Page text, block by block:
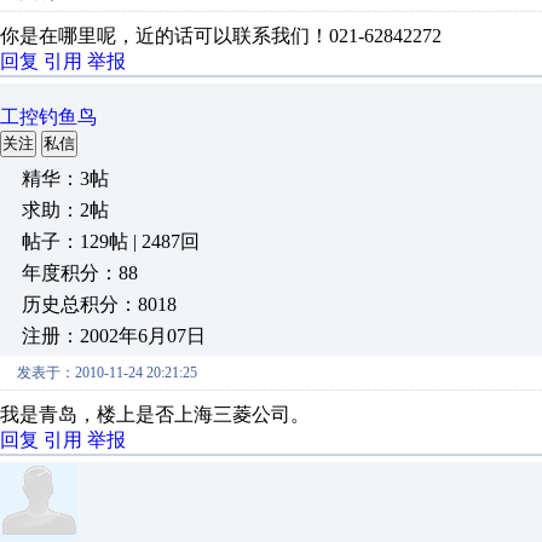
你是在哪里呢，近的话可以联系我们！021-62842272
回复 引用 举报
工控钓鱼鸟
关注 私信
精华：3帖
求助：2帖
帖子：129帖 | 2487回
年度积分：88
历史总积分：8018
注册：2002年6月07日
发表于：2010-11-24 20:21:25
我是青岛，楼上是否上海三菱公司。
回复 引用 举报